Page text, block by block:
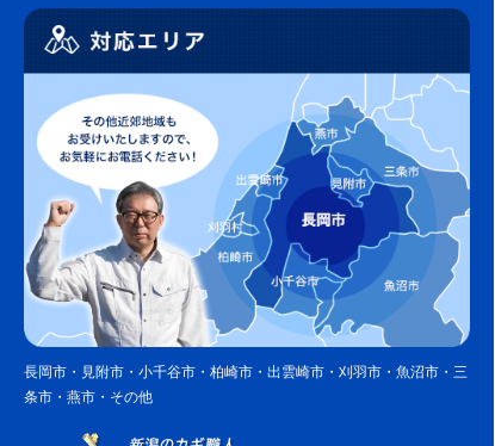
長岡市・見附市・小千谷市・柏崎市・出雲崎市・刈羽市・魚沼市・三
条市・燕市・その他